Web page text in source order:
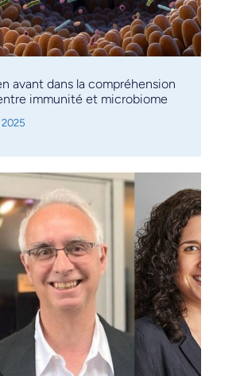
avant dans la compréhension
immunité et microbiome
2025